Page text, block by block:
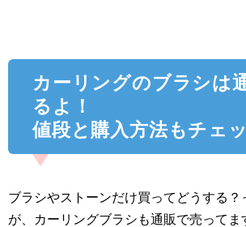
カーリングのブラシは
るよ！
値段と購入方法もチェ
ブラシやストーンだけ買ってどうする？
が、カーリングブラシも通販で売ってま